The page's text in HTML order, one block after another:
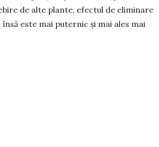
de alte plante, efectul de eliminare
este mai puternic și mai ales mai